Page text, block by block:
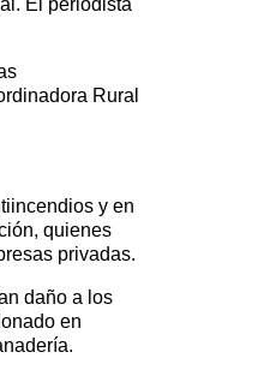
Rural
y en
quienes
privadas.
daño a los
en